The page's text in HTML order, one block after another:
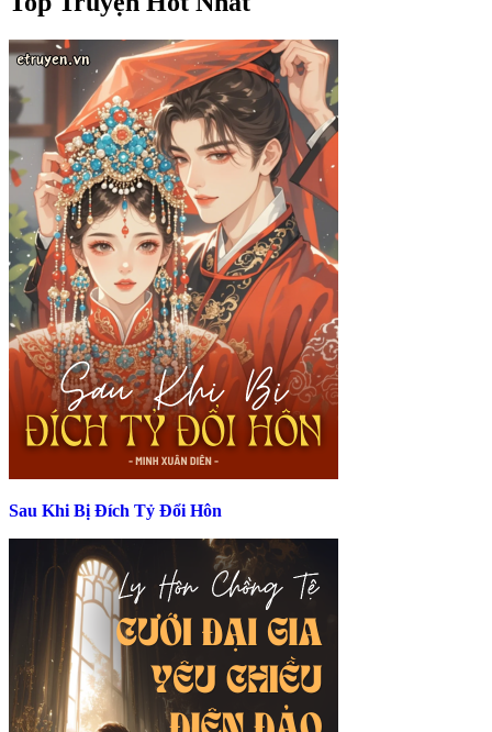
Sau Khi Bị Đích Tỷ Đổi Hôn